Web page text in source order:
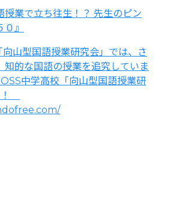
業で立ち往生！？ 先生のピン
』
山型国語授業研究会」では、さ
知的な国語の授業を追究していま
中学高校「向山型国語授業研
！